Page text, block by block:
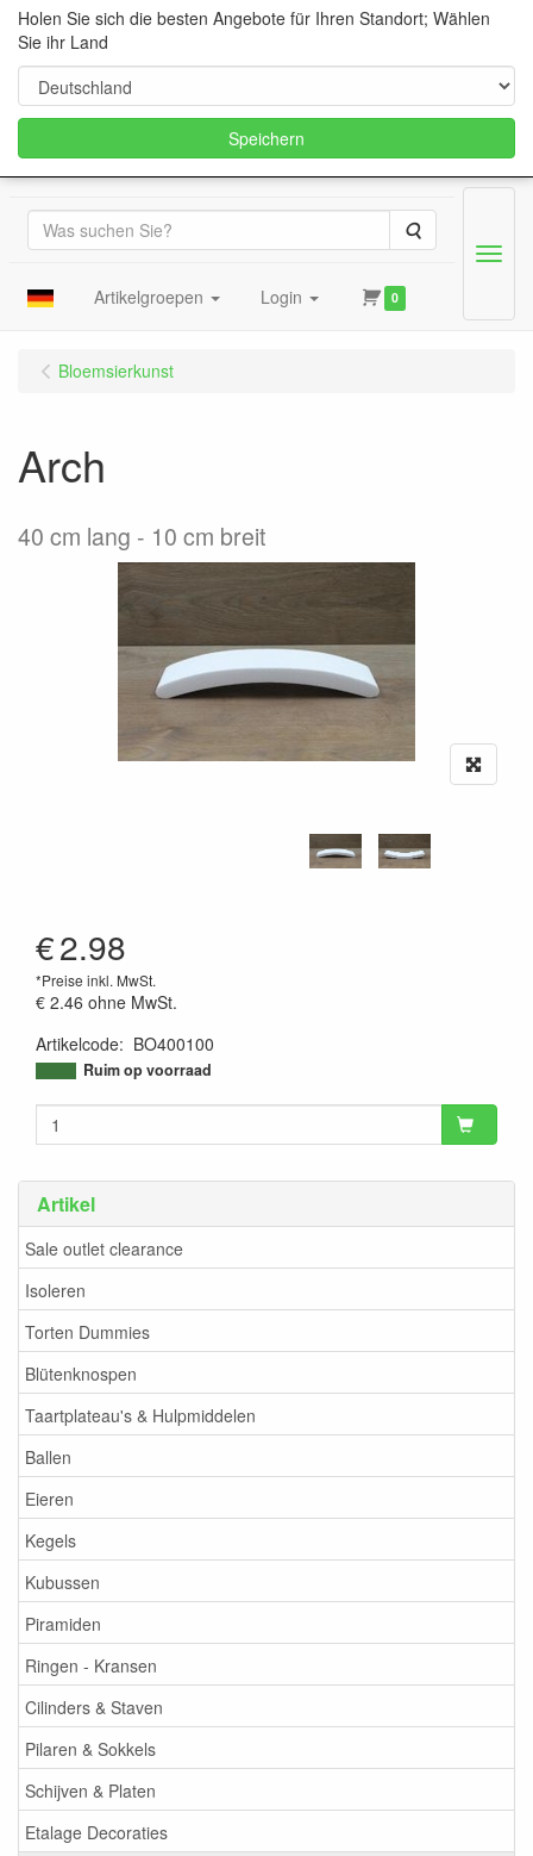
Suche
Artikelgroepen Login 0
Menu
Artikel
Sale outlet clearance
Isoleren
Torten Dummies
Blütenknospen
Taartplateau's & Hulpmiddelen
Ballen
Eieren
Kegels
Kubussen
Piramiden
Ringen - Kransen
Cilinders & Staven
Pilaren & Sokkels
Schijven & Platen
Etalage Decoraties
Bloemsierkunst
Arch
40 cm lang - 10 cm breit
€2.98
*Preise inkl. MwSt.
€ 2.46 ohne MwSt.
Artikelcode: BO400100
9508787776169
Ruim op voorraad
Holen Sie sich die besten Angebote für Ihren Standort; Wählen
Sie ihr Land
Speichern